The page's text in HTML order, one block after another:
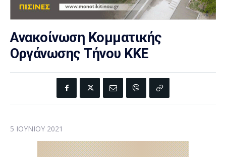
Ανακοίνωση Κομματικής
Οργάνωσης Τήνου ΚΚΕ
5 ΙΟΥΝΊΟΥ 2021